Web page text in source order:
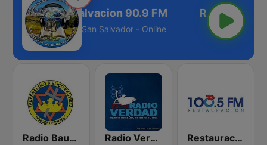
Stereo Salvacion 90.9 FM
San Salvador - Online
Radio Bautista Global 89.7 FM Radio Verdad 95.7 FM Restauración 100.5 FM